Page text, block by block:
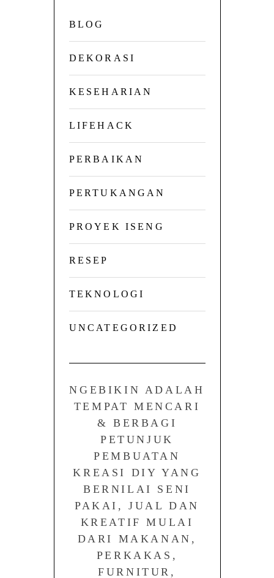
BLOG
DEKORASI
KESEHARIAN
LIFEHACK
PERBAIKAN
PERTUKANGAN
PROYEK ISENG
RESEP
TEKNOLOGI
UNCATEGORIZED
NGEBIKIN ADALAH
TEMPAT MENCARI
& BERBAGI
PETUNJUK
PEMBUATAN
KREASI DIY YANG
BERNILAI SENI
PAKAI, JUAL DAN
KREATIF MULAI
DARI MAKANAN,
PERKAKAS,
FURNITUR,